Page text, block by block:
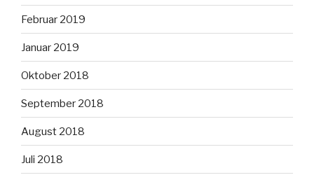
Februar 2019
Januar 2019
Oktober 2018
September 2018
August 2018
Juli 2018